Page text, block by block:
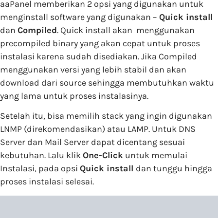
aaPanel memberikan 2 opsi yang digunakan untuk
menginstall software yang digunakan – Quick install
dan Compiled. Quick install akan menggunakan
precompiled binary yang akan cepat untuk proses
instalasi karena sudah disediakan. Jika Compiled
menggunakan versi yang lebih stabil dan akan
download dari source sehingga membutuhkan waktu
yang lama untuk proses instalasinya.
Setelah itu, bisa memilih stack yang ingin digunakan
LNMP (direkomendasikan) atau LAMP. Untuk DNS
Server dan Mail Server dapat dicentang sesuai
kebutuhan. Lalu klikOne-Click untuk memulai
Instalasi, pada opsi Quick install dan tunggu hingga
proses instalasi selesai.